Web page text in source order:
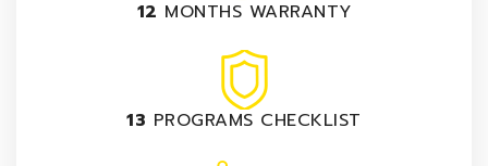
12 MONTHS WARRANTY
13 PROGRAMS CHECKLIST